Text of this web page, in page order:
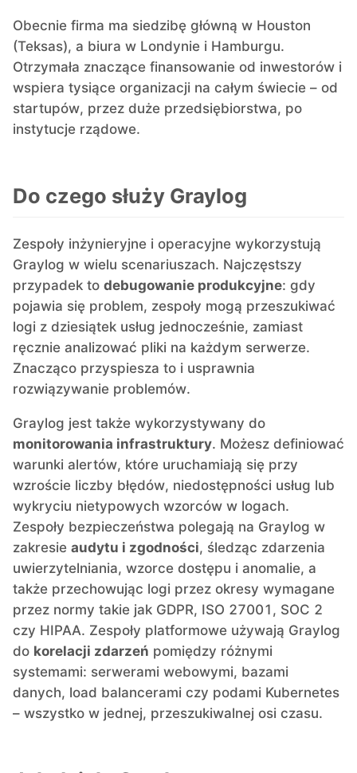
OpenSearch
PHP
Postfix
PostgreSQL
Prometheus
Python
RabbitMQ
Redis®*
RethinkDB
Ruby
TimescaleDB
Valkey
Wazuh
Obecnie firma ma siedzibę główną w Houston
(Teksas), a biura w Londynie i Hamburgu.
Otrzymała znaczące finansowanie od inwestorów i
wspiera tysiące organizacji na całym świecie – od
startupów, przez duże przedsiębiorstwa, po
instytucje rządowe.
Do czego służy Graylog
Zespoły inżynieryjne i operacyjne wykorzystują
Graylog w wielu scenariuszach. Najczęstszy
przypadek to debugowanie produkcyjne: gdy
pojawia się problem, zespoły mogą przeszukiwać
logi z dziesiątek usług jednocześnie, zamiast
ręcznie analizować pliki na każdym serwerze.
Znacząco przyspiesza to i usprawnia
rozwiązywanie problemów.
Graylog jest także wykorzystywany do
monitorowania infrastruktury. Możesz definiować
warunki alertów, które uruchamiają się przy
wzroście liczby błędów, niedostępności usług lub
wykryciu nietypowych wzorców w logach.
Zespoły bezpieczeństwa polegają na Graylog w
zakresie audytu i zgodności, śledząc zdarzenia
uwierzytelniania, wzorce dostępu i anomalie, a
także przechowując logi przez okresy wymagane
przez normy takie jak GDPR, ISO 27001, SOC 2
czy HIPAA. Zespoły platformowe używają Graylog
do korelacji zdarzeń pomiędzy różnymi
systemami: serwerami webowymi, bazami
danych, load balancerami czy podami Kubernetes
– wszystko w jednej, przeszukiwalnej osi czasu.